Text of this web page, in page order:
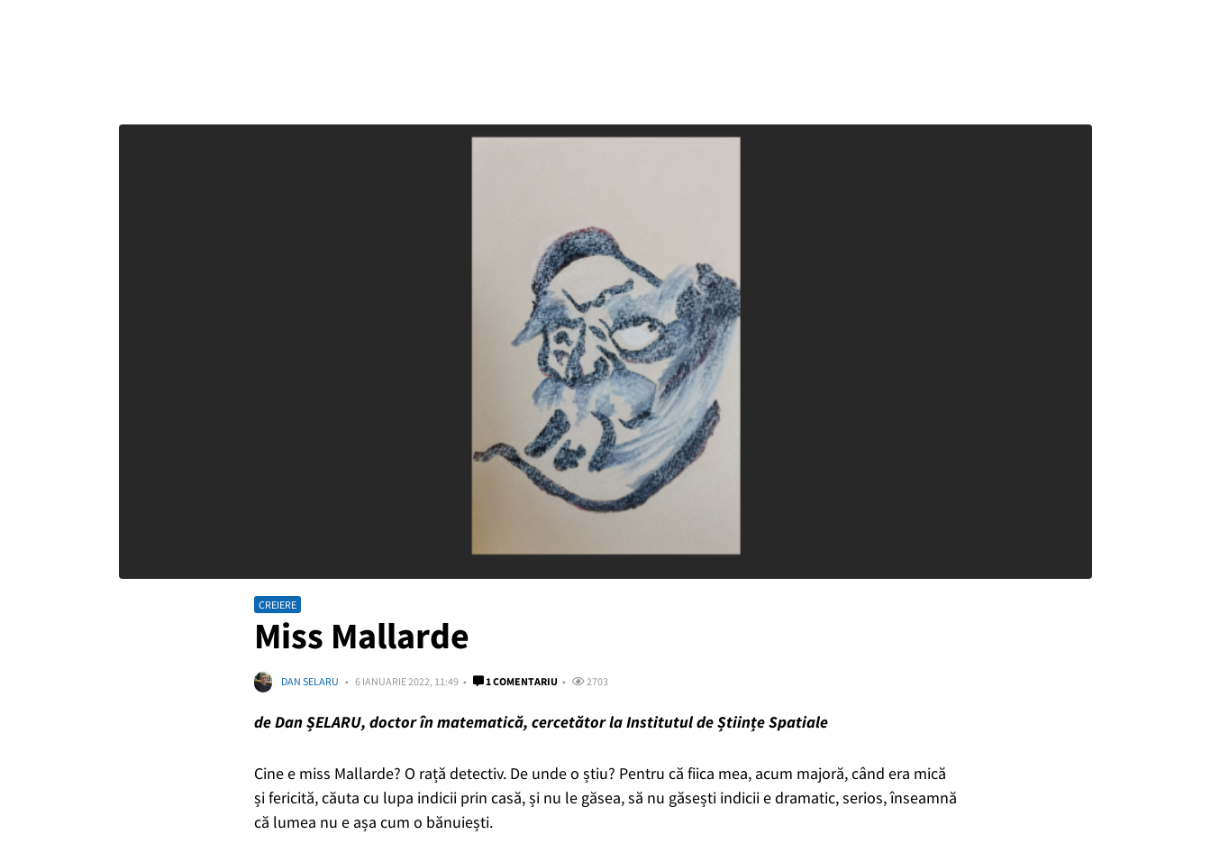
CREIERE
Miss Mallarde
DAN SELARU 6 IANUARIE 2022, 11:49 1 COMENTARIU 2703
de Dan ȘELARU, doctor în matematică, cercetător la Institutul de Științe Spatiale
Cine e miss Mallarde? O rață detectiv. De unde o știu? Pentru că fiica mea, acum majoră, când era mică
și fericită, căuta cu lupa indicii prin casă, și nu le găsea, să nu găsești indicii e dramatic, serios, înseamnă
că lumea nu e așa cum o bănuiești.